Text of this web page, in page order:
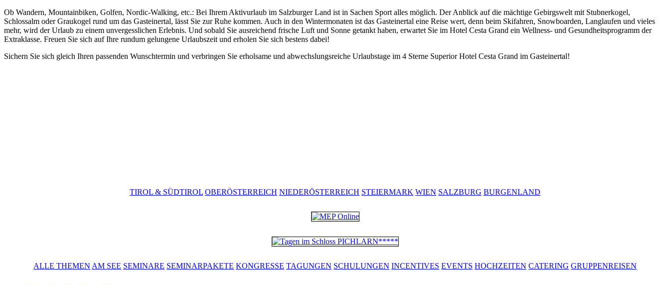
Ob Wandern, Mountainbiken, Golfen, Nordic-Walking, etc.: Bei Ihrem Aktivurlaub im Salzburger Land ist in Sachen Sport alles möglich. Der Anblick auf die mächtige Gebirgswelt mit Stubnerkogel,
Schlossalm oder Graukogel rund um das Gasteinertal, lässt Sie zur Ruhe kommen. Auch in den Wintermonaten ist das Gasteinertal eine Reise wert, denn beim Skifahren, Snowboarden, Langlaufen und vieles
mehr, wird der Urlaub zu einem unvergesslichen Erlebnis. Und sobald Sie ausreichend frische Luft und Sonne getankt haben, erwartet Sie im Hotel Cesta Grand ein Wellness- und Gesundheitsprogramm der
Extraklasse. Freuen Sie sich auf Ihre rundum gelungene Urlaubszeit und erholen Sie sich bestens dabei!
Sichern Sie sich gleich Ihren passenden Wunschtermin und verbringen Sie erholsame und abwechslungsreiche Urlaubstage im 4 Sterne Superior Hotel Cesta Grand im Gasteinertal!
TIROL & SÜDTIROL OBERÖSTERREICH NIEDERÖSTERREICH STEIERMARK WIEN SALZBURG BURGENLAND
ALLE THEMEN AM SEE SEMINARE SEMINARPAKETE KONGRESSE TAGUNGEN SCHULUNGEN INCENTIVES EVENTS HOCHZEITEN CATERING GRUPPENREISEN